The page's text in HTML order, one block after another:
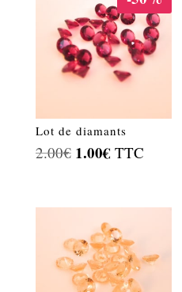
Lot de diamants
2.00€ Le
était :
2.00€.
1.00€Le
est :
1.00€.
TTC